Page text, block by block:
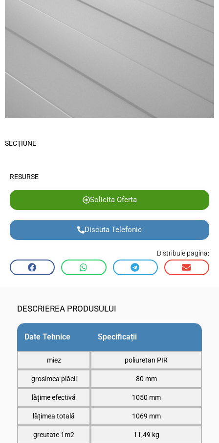
SECŢIUNE
RESURSE
Solicita Oferta
Discuta Telefonic
Distribuie pagina:
DESCRIEREA PRODUSULUI
Date Tehnice Specificații
miez poliuretan PIR
grosimea plăcii 80 mm
lățime efectivă 1050 mm
lățimea totală 1069 mm
greutate 1m2 11,49 kg